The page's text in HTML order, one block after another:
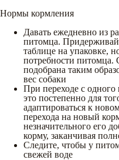
Нормы кормления
Давать ежедневно из
питомца.
таблице на упаковке,
потребности питомца.
подобрана таким
вес собаки
При переходе с одного
это постепенно для
адаптироваться к
перехода на новый
незначительного его
корму, заканчивая
Следите, чтобы у
свежей воде